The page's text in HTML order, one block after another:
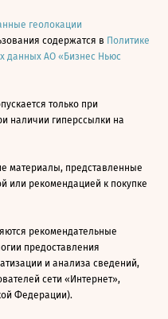
геолокации
содержатся в Политике
данных АО «Бизнес Ньюс
только при
наличии гиперссылки на
материалы, представленные
или рекомендацией к покупке
рекомендательные
предоставления
и анализа сведений,
сети «Интернет»,
Федерации).